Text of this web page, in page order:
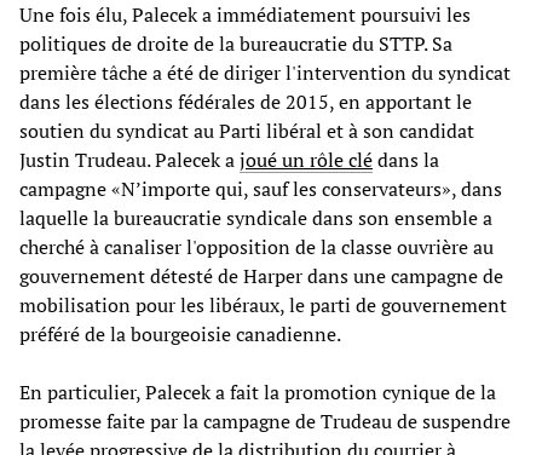
Une fois élu, Palecek a immédiatement poursuivi les
politiques de droite de la bureaucratie du STTP. Sa
première tâche a été de diriger l'intervention du syndicat
dans les élections fédérales de 2015, en apportant le
soutien du syndicat au Parti libéral et à son candidat
Justin Trudeau. Palecek ajoué un rôle clédans la
campagne «N’importe qui, sauf les conservateurs», dans
laquelle la bureaucratie syndicale dans son ensemble a
cherché à canaliser l'opposition de la classe ouvrière au
gouvernement détesté de Harper dans une campagne de
mobilisation pour les libéraux, le parti de gouvernement
préféré de la bourgeoisie canadienne.
En particulier, Palecek a fait la promotion cynique de la
promesse faite par la campagne de Trudeau de suspendre